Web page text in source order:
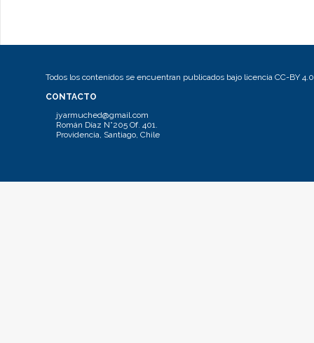
Todos los contenidos se encuentran publicados bajo licencia CC-BY 4.0
CONTACTO
jyarmuched@gmail.com
Román Díaz N°205 Of. 401.
Providencia, Santiago, Chile